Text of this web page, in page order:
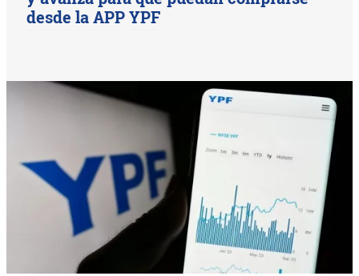
desde la APP YPF